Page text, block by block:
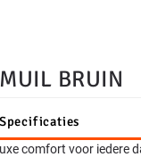
BRUIN
Specificaties
comfort voor iedere